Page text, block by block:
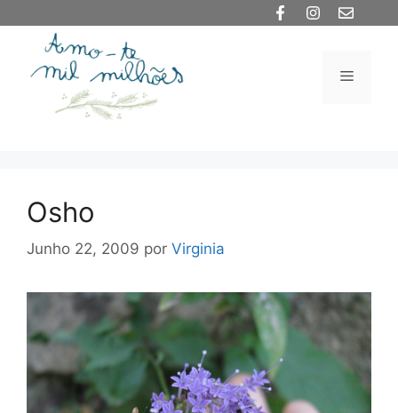
conteúdo
Menu
Osho
Junho 22, 2009 por Virginia